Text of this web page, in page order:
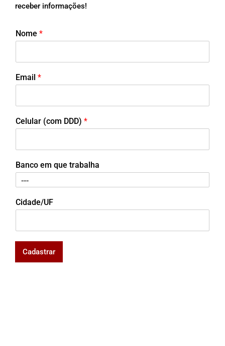
receber informações!
Nome *
Email *
Celular (com DDD) *
Banco em que trabalha
Cidade/UF
Cadastrar